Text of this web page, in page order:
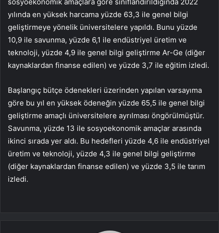
yılında en yüksek harcama yüzde 63,3 ile genel bilgi
geliştirmeye yönelik üniversitelere yapıldı. Bunu yüzde
10,9 ile savunma, yüzde 6,1 ile endüstriyel üretim ve
teknoloji, yüzde 4,9 ile genel bilgi geliştirme Ar-Ge (diğer
kaynaklardan finanse edilen) ve yüzde 3,7 ile eğitim izledi.
Başlangıç ​​bütçe ödenekleri üzerinden yapılan varsayıma
göre bu yıl en yüksek ödeneğin yüzde 65,5 ile genel bilgi
geliştirme amaçlı üniversitelere ayrılması öngörülmüştür.
Savunma, yüzde 13 ile sosyoekonomik amaçlar arasında
ikinci sırada yer aldı. Bu hedefleri yüzde 4,6 ile endüstriyel
üretim ve teknoloji, yüzde 4,3 ile genel bilgi geliştirme
(diğer kaynaklardan finanse edilen) ve yüzde 3,5 ile tarım
izledi.